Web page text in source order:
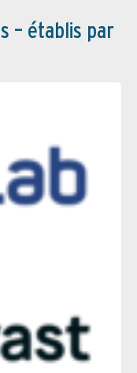
– établis par